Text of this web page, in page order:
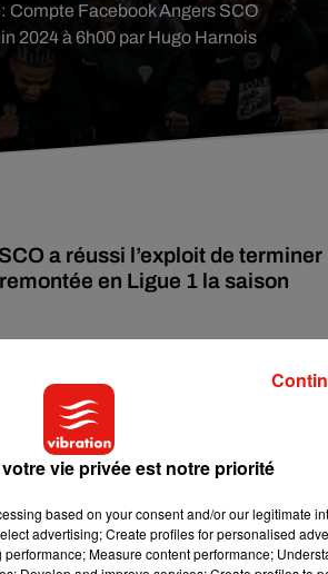
2024 à 6h00 par Hugo Harnois
Compte Facebook Angers SCO
a réussi l’exploit de terminer
en Ligue 1 la saison
peu par l’entraineur Alexandre
du Magic Scop et fervent supporter
:« d’abord
ils arrivaient à se battre jusqu’au
au-dessus du lot :
Himad Abdelli
à mettre pas mal de buts, et
vie privée est notre priorité
based on your consent and/or our legitimate
advertising; Create profiles for personalised
Measure content performance;